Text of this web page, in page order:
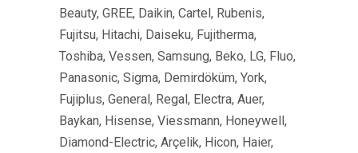
Beauty, GREE, Daikin, Cartel, Rubenis,
Fujitsu, Hitachi, Daiseku, Fujitherma,
Toshiba, Vessen, Samsung, Beko, LG, Fluo,
Panasonic, Sigma, Demirdöküm, York,
Fujiplus, General, Regal, Electra, Auer,
Baykan, Hisense, Viessmann, Honeywell,
Diamond-Electric, Arçelik, Hicon, Haier,